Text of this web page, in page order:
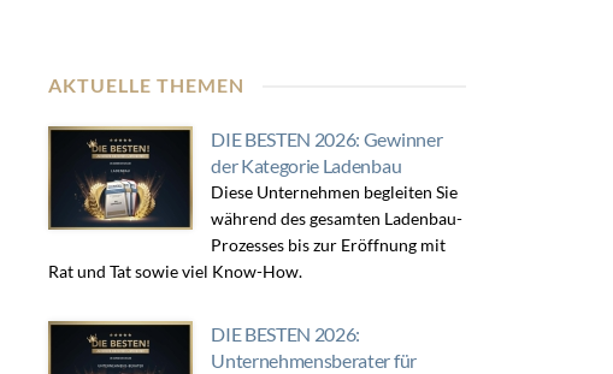
AKTUELLE THEMEN
DIE BESTEN 2026: Gewinner
der Kategorie Ladenbau
Diese Unternehmen begleiten Sie
während des gesamten Ladenbau-
Prozesses bis zur Eröffnung mit
Rat und Tat sowie viel Know-How.
DIE BESTEN 2026:
Unternehmensberater für